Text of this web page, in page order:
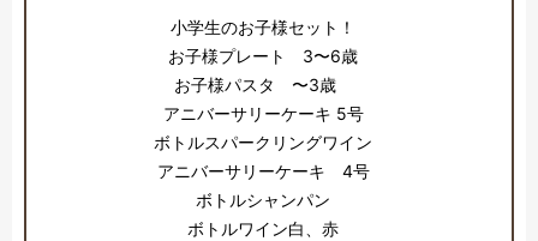
小学生のお子様セット！
お子様プレート 3〜6歳
お子様パスタ 〜3歳
アニバーサリーケーキ 5号
ボトルスパークリングワイン
アニバーサリーケーキ 4号
ボトルシャンパン
ボトルワイン白、赤